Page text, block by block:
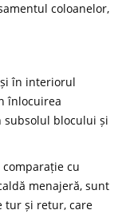
coloanelor,
în interiorul
înlocuirea
subsolul blocului și
cu
menajeră, sunt
tur și retur, care